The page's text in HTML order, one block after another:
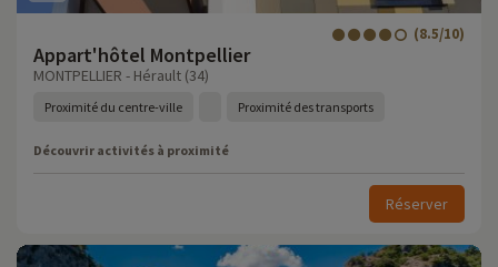
Appart'hôtel Montpellier
(8.5/10)
MONTPELLIER - Hérault (34)
Proximité du centre-ville Proximité des transports
Découvrir activités à proximité
Réserver